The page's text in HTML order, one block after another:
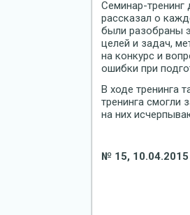
Семинар-тренинг
рассказал о
были разобраны
целей и задач,
на конкурс и
ошибки при
В ходе тренинга
тренинга смогли
на них
№ 15, 10.04.2015